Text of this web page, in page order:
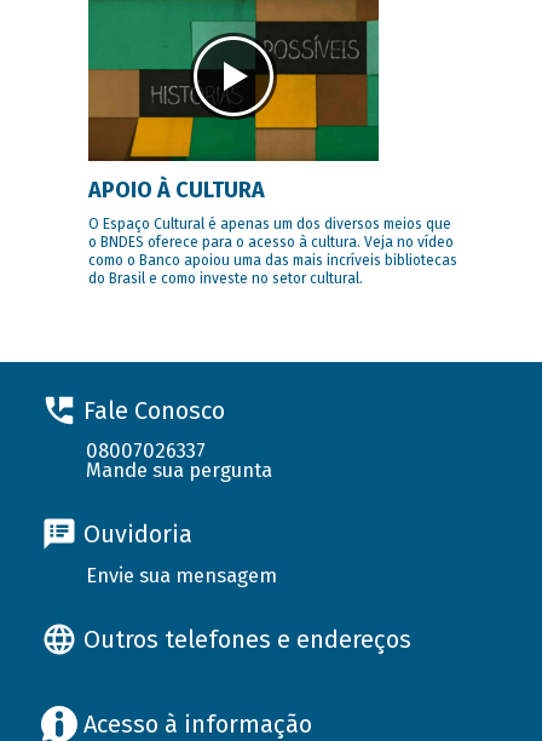
APOIO À CULTURA
O Espaço Cultural é apenas um dos diversos meios que
o BNDES oferece para o acesso à cultura. Veja no vídeo
como o Banco apoiou uma das mais incríveis bibliotecas
do Brasil e como investe no setor cultural.
Fale Conosco
08007026337
Mande sua pergunta
Ouvidoria
Envie sua mensagem
Outros telefones e endereços
Acesso à informação